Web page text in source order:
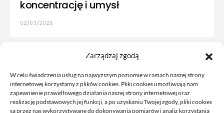
Zarządzaj zgodą
W celu świadczenia usług na najwyższym poziomie w ramach naszej strony
internetowej korzystamy z plików cookies. Pliki cookies umożliwiają nam
zapewnienie prawidłowego działania naszej strony internetowej oraz
realizację podstawowych jej funkcji, a po uzyskaniu Twojej zgody, pliki cookies
są przez nas wykorzystywane do dokonywania pomiarów i analiz korzystania
koncentrację i umysł
02/03/2026